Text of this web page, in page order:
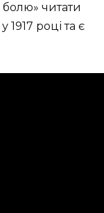
читати
1917 році та є